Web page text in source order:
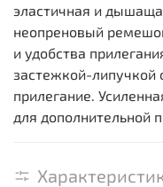
эластичная и
неопреновый
и удобства
застежкой-липучкой
прилегание.
для дополнительной